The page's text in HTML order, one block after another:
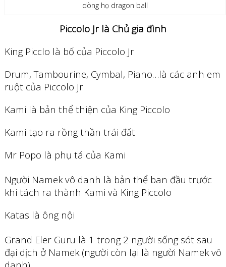
dòng họ dragon ball
Piccolo Jr là Chủ gia đình
King Picclo là bố của Piccolo Jr
Drum, Tambourine, Cymbal, Piano…là các anh em
ruột của Piccolo Jr
Kami là bản thể thiện của King Piccolo
Kami tạo ra rồng thần trái đất
Mr Popo là phụ tá của Kami
Người Namek vô danh là bản thể ban đầu trước
khi tách ra thành Kami và King Piccolo
Katas là ông nội
Grand Eler Guru là 1 trong 2 người sống sót sau
đại dịch ở Namek (người còn lại là người Namek vô